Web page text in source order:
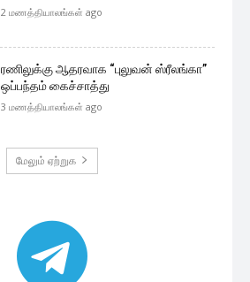
2 மணத்தியாலங்கள் ago
ரணிலுக்கு ஆதரவாக “புலுவன் ஸ்ரீலங்கா”
ஒப்பந்தம் கைச்சாத்து
3 மணத்தியாலங்கள் ago
மேலும் ஏற்றுக